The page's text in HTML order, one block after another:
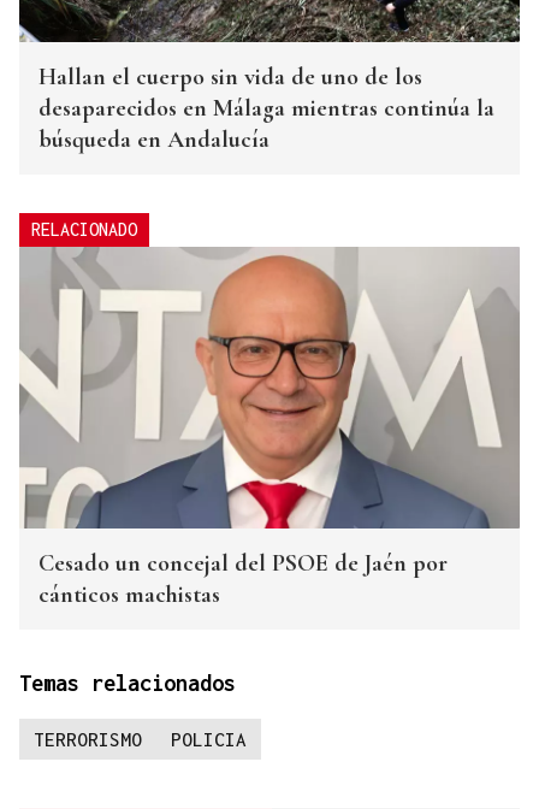
Hallan el cuerpo sin vida de uno de los
desaparecidos en Málaga mientras continúa la
búsqueda en Andalucía
RELACIONADO
Cesado un concejal del PSOE de Jaén por
cánticos machistas
Temas relacionados
TERRORISMO POLICIA